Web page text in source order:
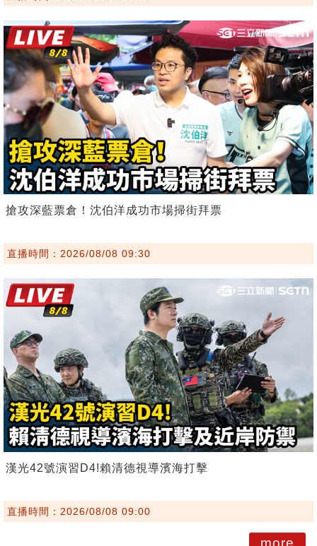
搶攻深藍票倉！沈伯洋成功市場掃街拜票
直播時間：2026/08/08 09:30
漢光42號演習D4!賴清德視導濱海打擊
直播時間：2026/08/08 09:00
more